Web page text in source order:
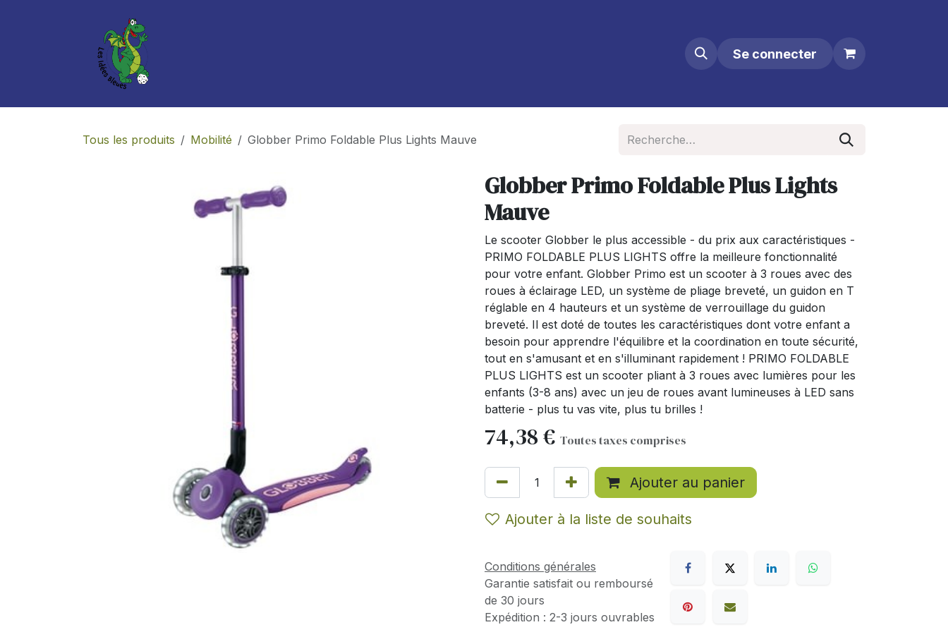
Se connecter
Tous les produits Mobilité Globber Primo Foldable Plus Lights Mauve
Globber Primo Foldable Plus Lights
Mauve
Le scooter Globber le plus accessible - du prix aux caractéristiques -
PRIMO FOLDABLE PLUS LIGHTS offre la meilleure fonctionnalité
pour votre enfant. Globber Primo est un scooter à 3 roues avec des
roues à éclairage LED, un système de pliage breveté, un guidon en T
réglable en 4 hauteurs et un système de verrouillage du guidon
breveté. Il est doté de toutes les caractéristiques dont votre enfant a
besoin pour apprendre l'équilibre et la coordination en toute sécurité,
tout en s'amusant et en s'illuminant rapidement ! PRIMO FOLDABLE
PLUS LIGHTS est un scooter pliant à 3 roues avec lumières pour les
enfants (3-8 ans) avec un jeu de roues avant lumineuses à LED sans
batterie - plus tu vas vite, plus tu brilles !
74,38€ Toutes taxes comprises
Ajouter au panier
Ajouter à la liste de souhaits
Conditions générales
Garantie satisfait ou remboursé
de 30 jours
Expédition : 2-3 jours ouvrables